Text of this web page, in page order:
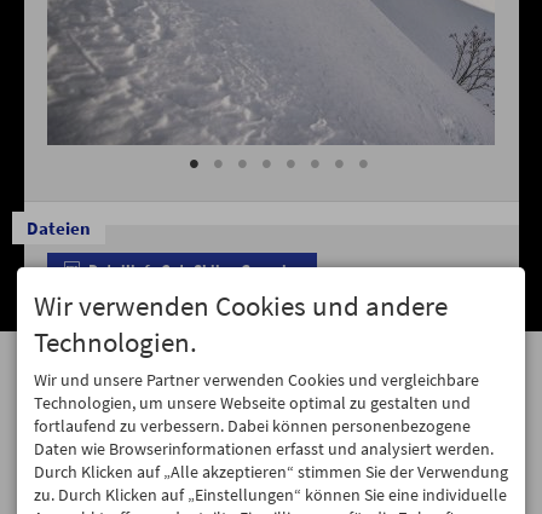
Dateien
Detailinfo Cat- Skiing Georgien
Hagen Alpin Tours
Dorfbrunnenstraße 7
87466 Oy-Mittelberg
Tel. +49 8366 988893
Fax +49 8366 988894
hagen@pulver-schnee.de
GEÖFFNET SOCIAL MEDIA
Wir verwenden Cookies und andere
Technologien.
Wir und unsere Partner verwenden Cookies und vergleichbare
Technologien, um unsere Webseite optimal zu gestalten und
fortlaufend zu verbessern. Dabei können personenbezogene
Daten wie Browserinformationen erfasst und analysiert werden.
Durch Klicken auf „Alle akzeptieren“ stimmen Sie der Verwendung
zu. Durch Klicken auf „Einstellungen“ können Sie eine individuelle